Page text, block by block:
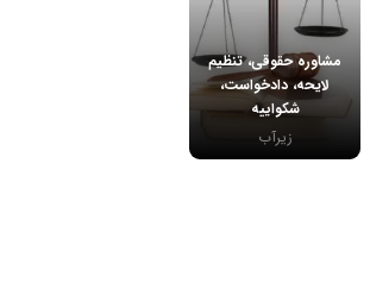
مشاوره حقوقی، تنظیم
لایحه، دادخواست،
شکواییه
زیرآب